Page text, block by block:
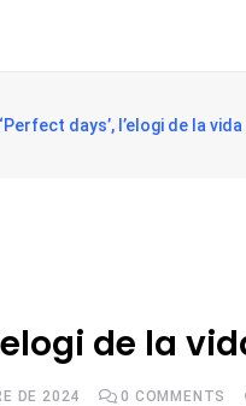
‘Perfect days’, l’elogi de la
de la
DE 2024 0 COMMENTS